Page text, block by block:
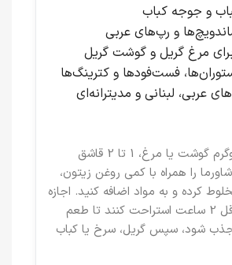
و جوجه کباب
و رپ‌های عربی
مرغ گریل و گوشت گریل
فست‌فودها و کترینگ‌ها
عربی، لبنانی و مدیترانه‌ای
برای هر یک کیلوگرم گوشت یا مرغ، 1 تا 2 قاشق
را همراه با کمی روغن زیتون،
کرده و به مواد اضافه کنید. اجازه
دهید مواد حداقل 2 ساعت استراحت کنند تا طعم
جذب شود، سپس گریل، سرخ یا کباب